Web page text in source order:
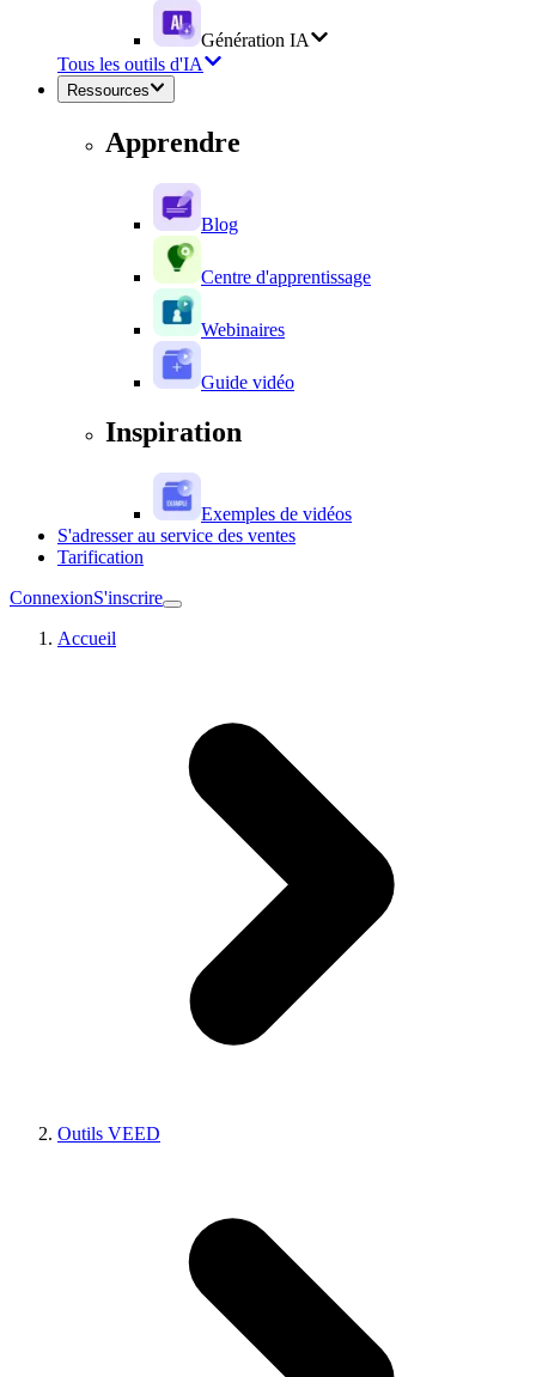
Génération IA
Tous les outils d'IA
Ressources
Apprendre
Blog
Centre d'apprentissage
Webinaires
Guide vidéo
Inspiration
Exemples de vidéos
S'adresser au service des ventes
Tarification
ConnexionS'inscrire
Accueil
Outils VEED